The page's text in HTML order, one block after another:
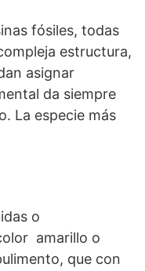
fósiles, todas
estructura,
asignar
da siempre
La especie más
o
amarillo o
que con